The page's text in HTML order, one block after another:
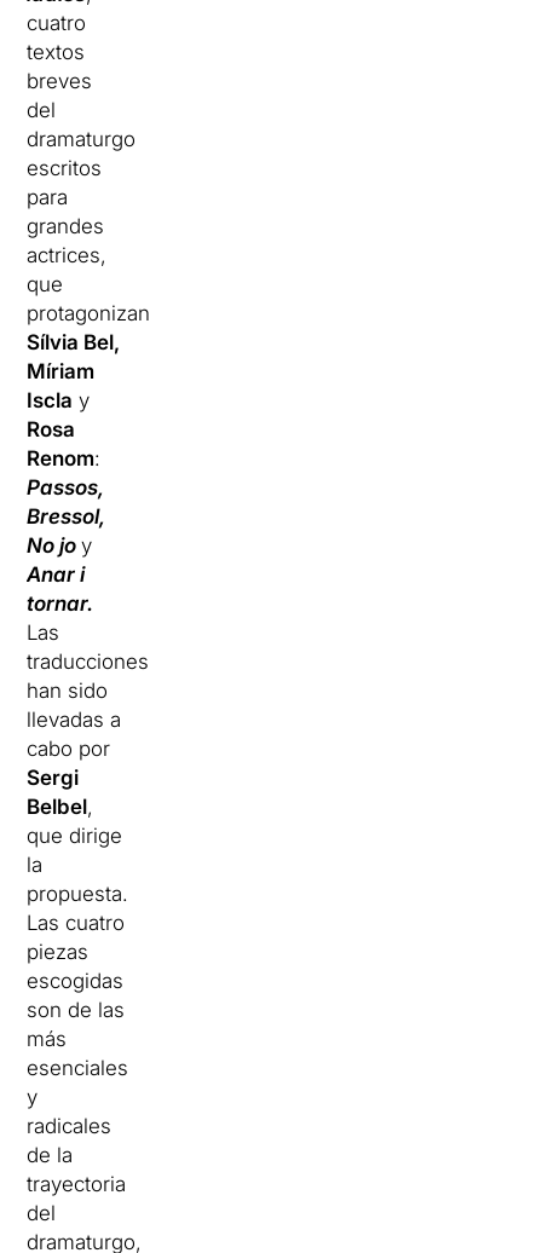
cuatro
textos
breves
del
dramaturgo
escritos
para
grandes
actrices,
que
protagonizan
Sílvia Bel,
Míriam
Iscla y
Rosa
Renom:
Passos,
Bressol,
No joy
Anar i
tornar.
Las
traducciones
han sido
llevadas a
cabo por
Sergi
Belbel,
que dirige
la
propuesta.
Las cuatro
piezas
escogidas
son de las
más
esenciales
y
radicales
de la
trayectoria
del
dramaturgo,